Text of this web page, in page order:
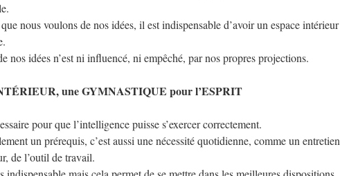
nous voulons de nos idées, il est indispensable d’avoir un espace intérieur
nos idées n’est ni influencé, ni empêché, par nos propres projections.
une GYMNASTIQUE pour l’ESPRIT
pour que l’intelligence puisse s’exercer correctement.
un prérequis, c’est aussi une nécessité quotidienne, comme un entretien
de l’outil de travail.